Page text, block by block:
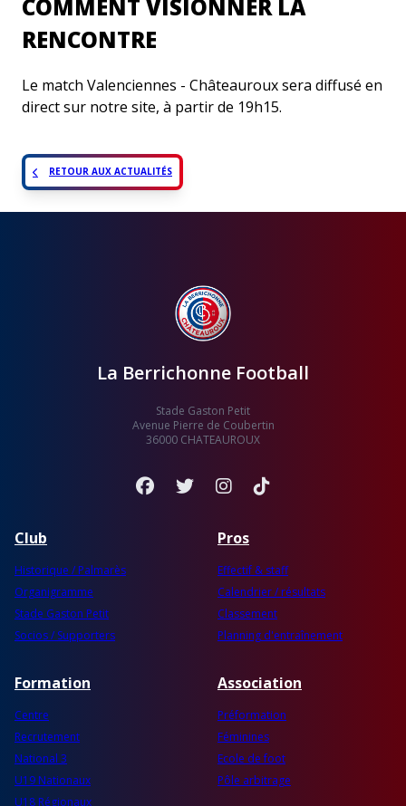
COMMENT VISIONNER LA
RENCONTRE
Le match Valenciennes - Châteauroux sera diffusé en
direct sur notre site, à partir de 19h15.
RETOUR AUX ACTUALITÉS
La Berrichonne Football
Stade Gaston Petit
Avenue Pierre de Coubertin
36000 CHATEAUROUX
FacebookTwitterInstagram
TikTok
Club
Historique / Palmarès
Organigramme
Stade Gaston Petit
Socios / Supporters
Pros
Effectif & staff
Calendrier / résultats
Classement
Planning d'entraînement
Formation
Centre
Recrutement
National 3
U19 Nationaux
U18 Régionaux
Association
Préformation
Féminines
Ecole de foot
Pôle arbitrage